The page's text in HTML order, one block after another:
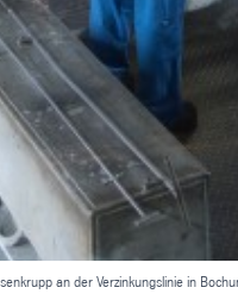
an der Verzinkungslinie in